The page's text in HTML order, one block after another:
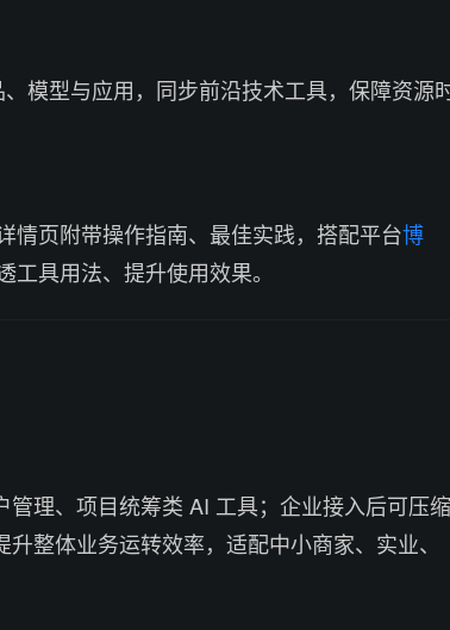
模型与应用，同步前沿技术工具，保障资源
情页附带操作指南、最佳实践，搭配平台博
具用法、提升使用效果。
理、项目统筹类 AI 工具；企业接入后可压缩
整体业务运转效率，适配中小商家、实业、